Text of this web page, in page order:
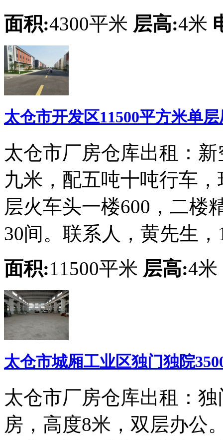
面积:4300平米 层高:4米
太仓市开发区11500平方米单
太仓市厂房仓库出租：
九米，配五吨十吨行车
层火车头一楼600，二楼
30间。联系人，黄先生，
面积:11500平米 层高:4米
太仓市城厢工业区独门独院
太仓市厂房仓库出租：
房，高度8米，双层办公